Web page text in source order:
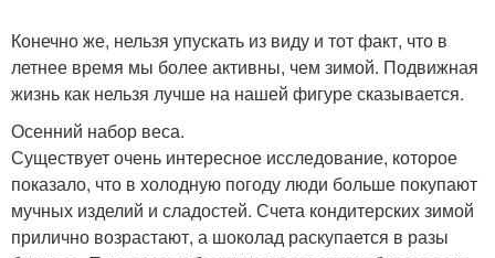
Конечно же, нельзя упускать из виду и тот факт, что в
летнее время мы более активны, чем зимой. Подвижная
жизнь как нельзя лучше на нашей фигуре сказывается.
Осенний набор веса.
Существует очень интересное исследование, которое
показало, что в холодную погоду люди больше покупают
мучных изделий и сладостей. Счета кондитерских зимой
прилично возрастают, а шоколад раскупается в разы